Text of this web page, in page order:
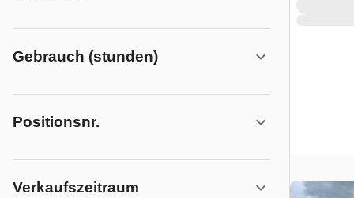
Gebrauch (stunden)
Positionsnr.
Verkaufszeitraum